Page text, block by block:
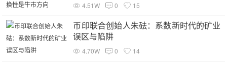
4.51W 0 15
币印联合创始人朱砝：系数新时代的矿业
误区与陷阱
4.70W 0 14